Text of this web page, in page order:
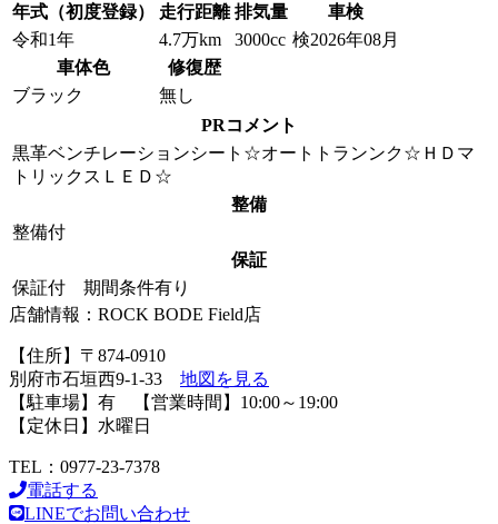
年式（初度登録） 走行距離 排気量
車検
令和1年
4.7万km 3000cc 検2026年08月
車体色
修復歴
ブラック
無し
PRコメント
黒革ベンチレーションシート☆オートトランンク☆ＨＤマ
トリックスＬＥＤ☆
整備
整備付
保証
保証付 期間条件有り
店舗情報：ROCK BODE Field店
【住所】〒874-0910
別府市石垣西9-1-33 地図を見る
【駐車場】有 【営業時間】10:00～19:00
【定休日】水曜日
TEL：0977-23-7378
電話する
LINEでお問い合わせ